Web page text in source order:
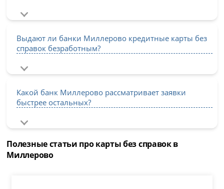
Выдают ли банки Миллерово кредитные карты без
справок безработным?
Какой банк Миллерово рассматривает заявки
быстрее остальных?
Полезные статьи про карты без справок в
Миллерово